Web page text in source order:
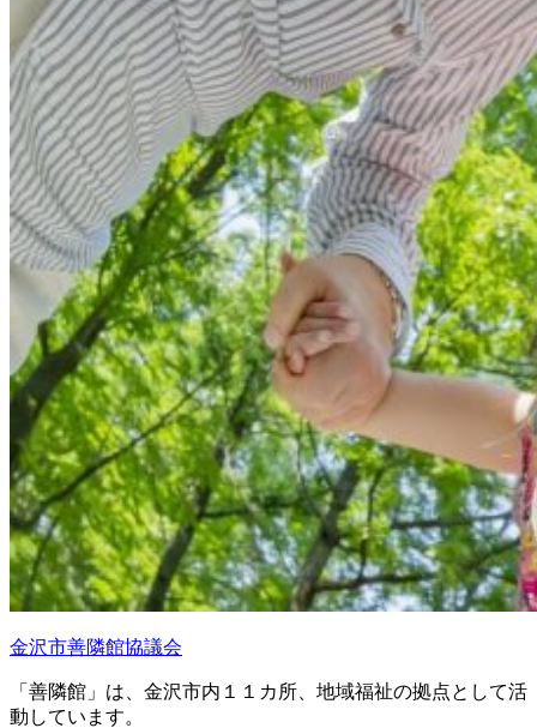
金沢市善隣館協議会
「善隣館」は、金沢市内１１カ所、地域福祉の拠点として活
動しています。